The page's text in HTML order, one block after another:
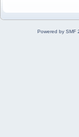
Powered by SMF